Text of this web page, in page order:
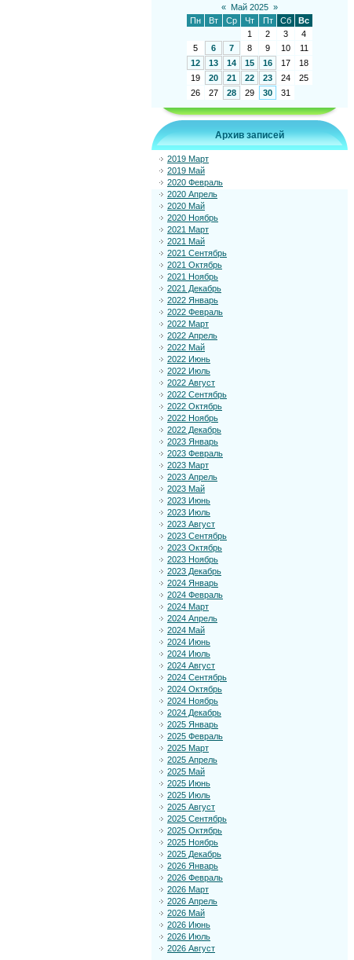
« Май 2025 »
Пн
Вт Ср Чт Пт Сб
Вс
1
2 3
4
5
6 7 8 9 10
11
12
13 14 15 16 17
18
19
20 21 22 23 24
25
26
27 28 29 30 31
Архив записей
2019 Март
2019 Май
2020 Февраль
2020 Апрель
2020 Май
2020 Ноябрь
2021 Март
2021 Май
2021 Сентябрь
2021 Октябрь
2021 Ноябрь
2021 Декабрь
2022 Январь
2022 Февраль
2022 Март
2022 Апрель
2022 Май
2022 Июнь
2022 Июль
2022 Август
2022 Сентябрь
2022 Октябрь
2022 Ноябрь
2022 Декабрь
2023 Январь
2023 Февраль
2023 Март
2023 Апрель
2023 Май
2023 Июнь
2023 Июль
2023 Август
2023 Сентябрь
2023 Октябрь
2023 Ноябрь
2023 Декабрь
2024 Январь
2024 Февраль
2024 Март
2024 Апрель
2024 Май
2024 Июнь
2024 Июль
2024 Август
2024 Сентябрь
2024 Октябрь
2024 Ноябрь
2024 Декабрь
2025 Январь
2025 Февраль
2025 Март
2025 Апрель
2025 Май
2025 Июнь
2025 Июль
2025 Август
2025 Сентябрь
2025 Октябрь
2025 Ноябрь
2025 Декабрь
2026 Январь
2026 Февраль
2026 Март
2026 Апрель
2026 Май
2026 Июнь
2026 Июль
2026 Август